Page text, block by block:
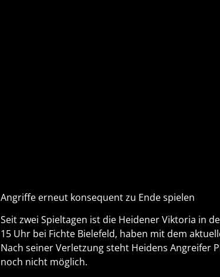
Angriffe erneut konsequent zu Ende spielen
Seit zwei Spieltagen ist die Heidener Viktoria in
15 Uhr bei Fichte Bielefeld, haben mit dem
Nach seiner Verletzung steht Heidens Angreifer
noch nicht möglich.